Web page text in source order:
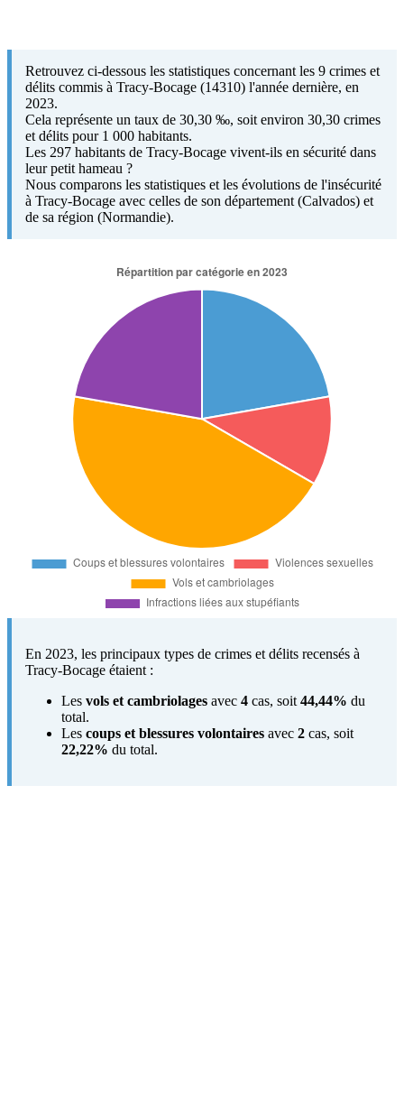
Retrouvez ci-dessous les statistiques concernant les 9 crimes et
délits commis à Tracy-Bocage (14310) l'année dernière, en
2023.
Cela représente un taux de 30,30 ‰, soit environ 30,30 crimes
et délits pour 1 000 habitants.
Les 297 habitants de Tracy-Bocage vivent-ils en sécurité dans
leur petit hameau ?
Nous comparons les statistiques et les évolutions de l'insécurité
à Tracy-Bocage avec celles de son département (Calvados) et
de sa région (Normandie).
En 2023, les principaux types de crimes et délits recensés à
Tracy-Bocage étaient :
Les vols et cambriolages avec 4 cas, soit 44,44% du
total.
Les coups et blessures volontaires avec 2 cas, soit
22,22% du total.